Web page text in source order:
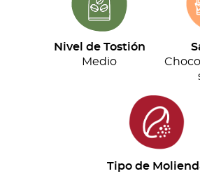
Nivel de Tostión
Medio
Tipo de